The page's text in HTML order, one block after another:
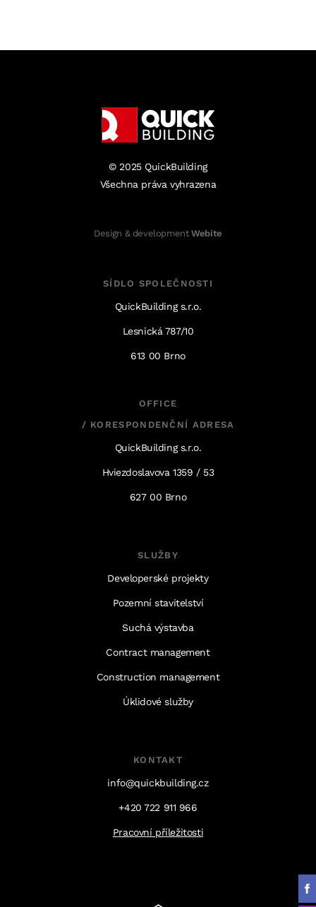
© 2025 QuickBuilding
Všechna práva vyhrazena
Design & developmentWebite
SÍDLO SPOLEČNOSTI
QuickBuilding s.r.o.
Lesnická 787/10
613 00 Brno
OFFICE
/ KORESPONDENČNÍ ADRESA
QuickBuilding s.r.o.
Hviezdoslavova 1359 / 53
627 00 Brno
SLUŽBY
Developerské projekty
Pozemní stavitelství
Suchá výstavba
Contract management
Construction management
Úklidové služby
KONTAKT
info@quickbuilding.cz
+420 722 911 966
Pracovní příležitosti